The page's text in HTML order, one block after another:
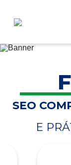
SEO
E